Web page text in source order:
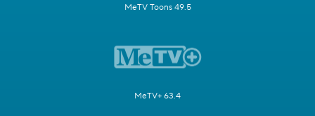
MeTV Toons 49.5
MeTV+ 63.4